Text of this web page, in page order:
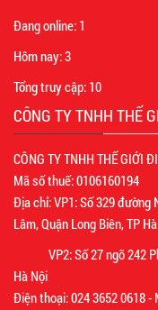
Đang online: 1
Hôm nay:3
Tổng truy cập: 10
CÔNG TY TNHH THẾ
CÔNG TY TNHH THẾ GIỚI
Mã số thuế: 0106160194
Địa chỉ: VP1: Số 329 đường
Lâm, Quận Long Biên, TP
VP2: Số 27 ngõ 242
Hà Nội
Điện thoại: 024 3652 0618 -